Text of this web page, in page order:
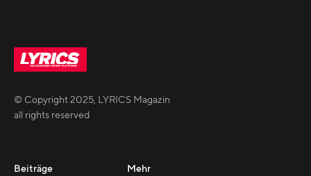
© Copyright2025, LYRICS Magazin
all rights reserved
Beiträge Mehr